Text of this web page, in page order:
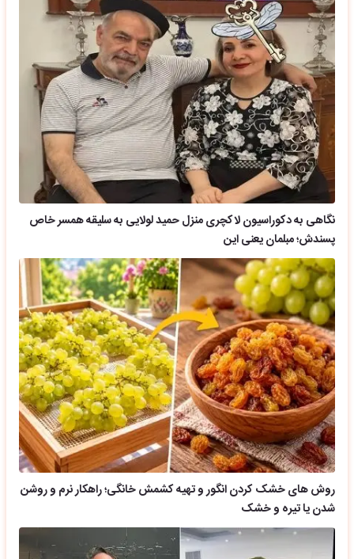
نگاهی به دکوراسیون لاکچری منزل حمید لولایی به سلیقه همسر خاص
پسندش؛ مبلمان یعنی این
روش های خشک کردن انگور و تهیه کشمش خانگی؛ راهکار نرم و روشن
شدن یا تیره و خشک